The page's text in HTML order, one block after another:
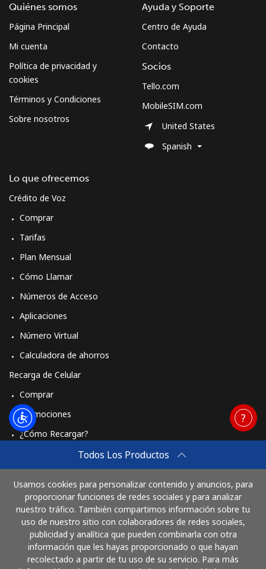
Todos Los Productos
Usamos cookies para personalizar contenido y anuncios, para
proporcionar funciones de redes sociales y para analizar
nuestro tráfico. También compartimos información sobre tu
uso de nuestro sitio con colaboradores de redes sociales,
publicidad y analítica que pueden combinarla con otra
información que les hayas proporcionado o que hayan
recolectado a partir de tu uso de su servicio. Para más
Quiénes somos
Página Principal
Mi cuenta
Política de privacidad y
cookies
Términos y Condiciones
Sobre nosotros
Lo que ofrecemos
Crédito de Voz
Comprar
Tarifas
Plan Mensual
Cómo Llamar
Números de Acceso
Aplicaciones
Número Virtual
Calculadora de ahorros
Recarga de Celular
Comprar
Promociones
¿Cómo Recargar?
Comprar
Cómo funciona
Ayuda y Soporte
Centro de Ayuda
Contacto
Socios
Tello.com
MobileSIM.com
United States
Spanish
Paga con